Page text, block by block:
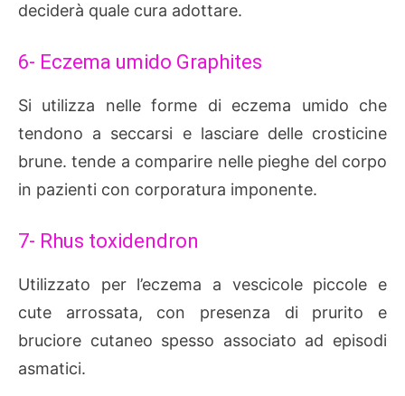
deciderà quale cura adottare.
6- Eczema umido Graphites
Si utilizza nelle forme di eczema umido che
tendono a seccarsi e lasciare delle crosticine
brune. tende a comparire nelle pieghe del corpo
in pazienti con corporatura imponente.
7- Rhus toxidendron
Utilizzato per l’eczema a vescicole piccole e
cute arrossata, con presenza di prurito e
bruciore cutaneo spesso associato ad episodi
asmatici.